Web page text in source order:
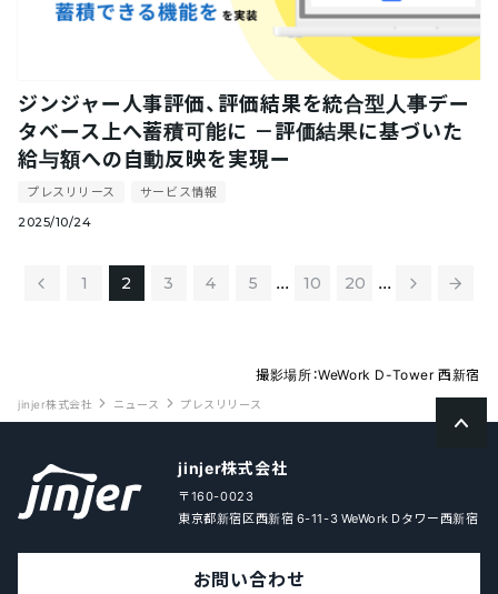
ジンジャー人事評価、評価結果を統合型人事デー
タベース上へ蓄積可能に －評価結果に基づいた
給与額への自動反映を実現ー
プレスリリース サービス情報
2025/10/24
1 2 3 4 5 ... 10 20 ...
jinjer株式会社 ニュース プレスリリース
撮影場所：WeWork D-Tower 西新宿
jinjer株式会社
〒160-0023
東京都新宿区西新宿 6-11-3 WeWork Dタワー西新宿
お問い合わせ